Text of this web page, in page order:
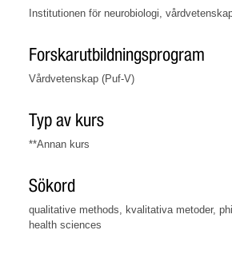
Institutionen för neurobiologi,
Forskarutbildningsprogram
Vårdvetenskap (Puf-V)
Typ av kurs
**Annan kurs
Sökord
qualitative methods, kvalitativa metoder,
health sciences